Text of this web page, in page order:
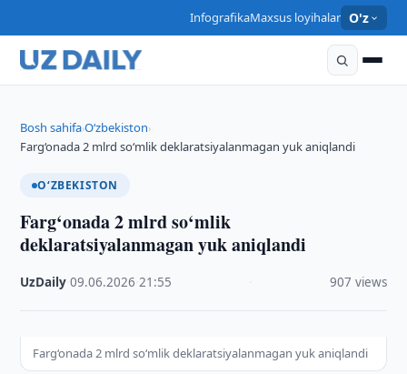
InfografikaMaxsus loyihalar O'z
Bosh sahifa›O‘zbekiston›
Farg‘onada 2 mlrd so‘mlik deklaratsiyalanmagan yuk aniqlandi
O‘ZBEKISTON
Farg‘onada 2 mlrd so‘mlik
deklaratsiyalanmagan yuk aniqlandi
UzDaily ·09.06.2026 ·21:55 907 views
Farg‘onada 2 mlrd so‘mlik deklaratsiyalanmagan yuk aniqlandi